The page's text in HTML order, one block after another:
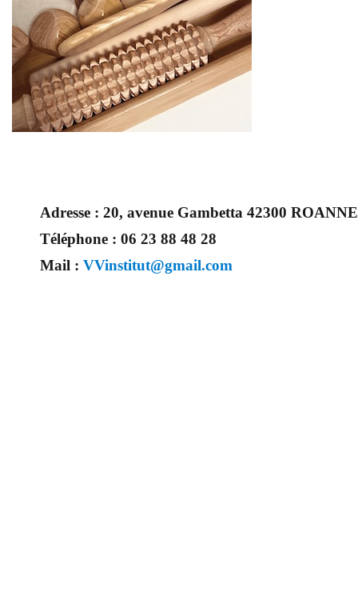
Adresse : 20, avenue Gambetta 42300 ROANNE
Téléphone : 06 23 88 48 28
Mail : VVinstitut@gmail.com